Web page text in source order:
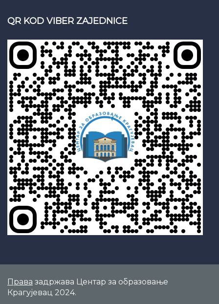
QR KOD VIBER ZAJEDNICE
Права задржава Центар за образовање
Крагујевац 2024.